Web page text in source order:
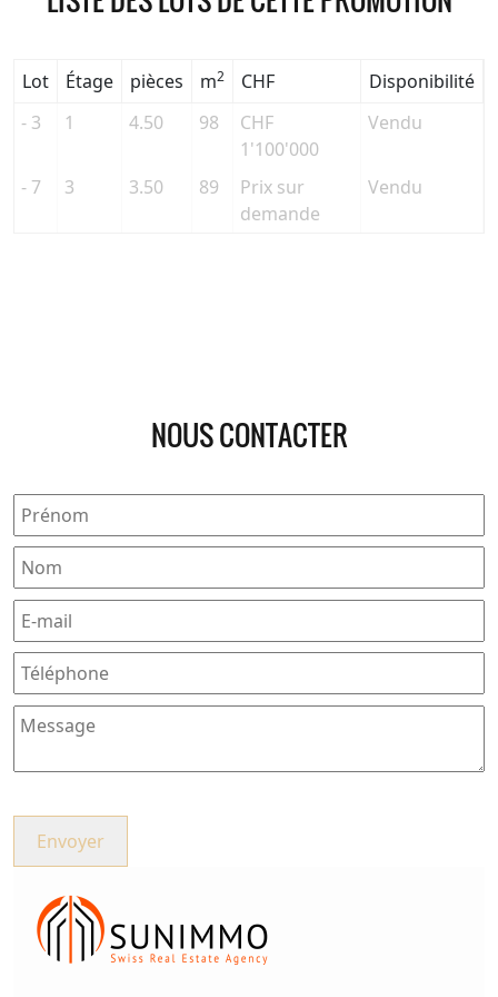
Lot Étage pièces m2 CHF
Disponibilité
- 3
1 4.50 98
CHF
1'100'000
Vendu
- 7 3 3.50 89
Prix sur
demande
Vendu
NOUS CONTACTER